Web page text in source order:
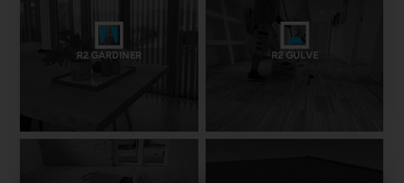
R2 GARDINER R2 GULVE